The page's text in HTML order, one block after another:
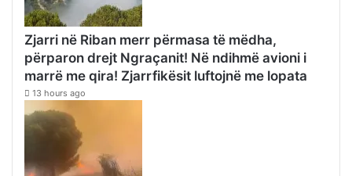
Zjarri në Riban merr përmasa të mëdha,
përparon drejt Ngraçanit! Në ndihmë avioni i
marrë me qira! Zjarrfikësit luftojnë me lopata
13 hours ago